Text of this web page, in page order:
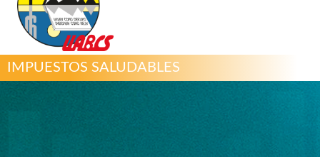
IMPUESTOS SALUDABLES